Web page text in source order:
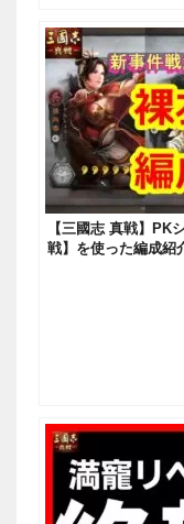
【三國志 真戦】PK
戦】を使った編成紹